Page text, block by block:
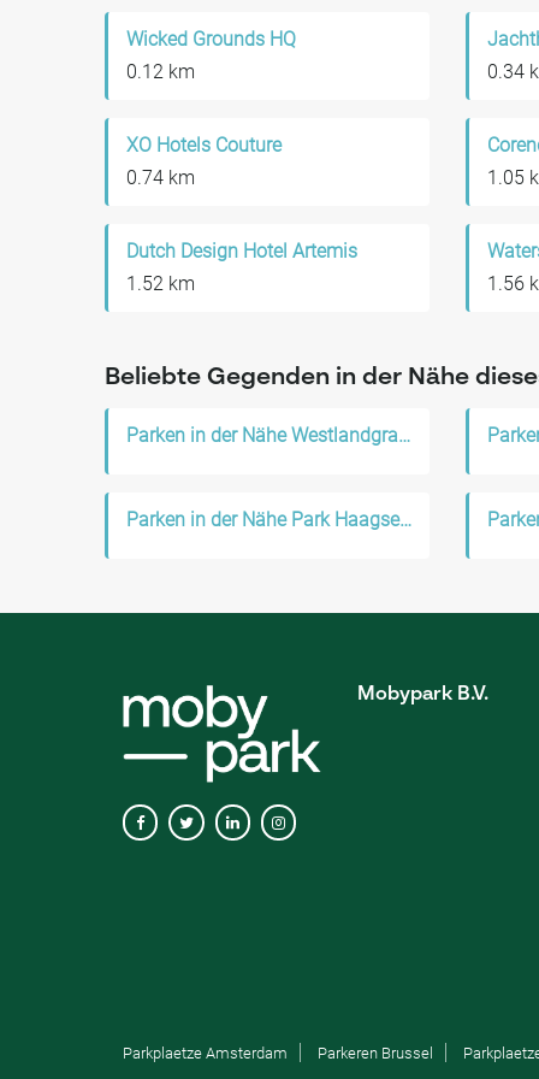
Wicked Grounds HQ
0.12 km
0.34
XO Hotels Couture
0.74 km
1.05
Dutch Design Hotel Artemis
1.52 km
1.56
Beliebte Gegenden in der Nähe
Parken in der Nähe Westlandgracht
Parken in der Nähe Park Haagseweg
Mobypark B.V.
Parkplaetze Amsterdam Parkeren Brussel